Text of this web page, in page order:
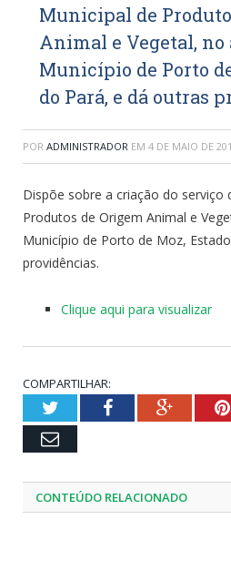
Municipal de
Animal e Vegetal, no
Município de Porto
do Pará, e dá outras
POR ADMINISTRADOR EM 4 DE MAIO DE
Dispõe sobre a criação do serviço
Produtos de Origem Animal e
Município de Porto de Moz,
providências.
Clique aqui para visualizar
COMPARTILHAR:
TwitterFacebookGoogle+
Email
CONTEÚDO RELACIONADO